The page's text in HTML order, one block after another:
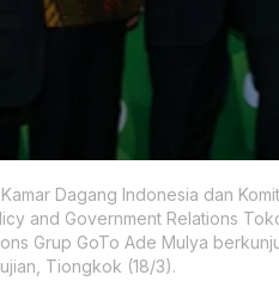
Dagang Indonesia dan
and Government Relations
Grup GoTo Ade Mulya
Tiongkok (18/3).